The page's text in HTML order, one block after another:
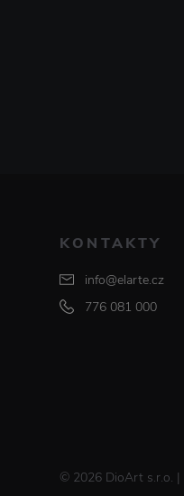
KONTAKTY
info@elarte.cz
776 081 000
© 2026 DioArt s.r.o. |